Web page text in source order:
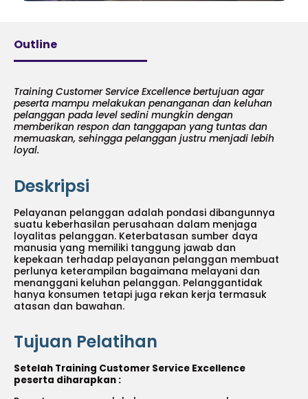
Outline
Training Customer Service Excellence bertujuan agar
peserta mampu melakukan penanganan dan keluhan
pelanggan pada level sedini mungkin dengan
memberikan respon dan tanggapan yang tuntas dan
memuaskan, sehingga pelanggan justru menjadi lebih
loyal.
Deskripsi
Pelayanan pelanggan adalah pondasi dibangunnya
suatu keberhasilan perusahaan dalam menjaga
loyalitas pelanggan. Keterbatasan sumber daya
manusia yang memiliki tanggung jawab dan
kepekaan terhadap pelayanan pelanggan membuat
perlunya keterampilan bagaimana melayani dan
menanggani keluhan pelanggan. Pelanggantidak
hanya konsumen tetapi juga rekan kerja termasuk
atasan dan bawahan.
Tujuan Pelatihan
Setelah Training Customer Service Excellence
peserta diharapkan :